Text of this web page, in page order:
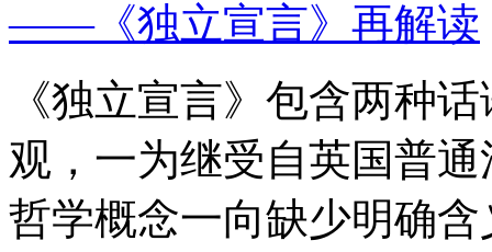
——《独立宣言》再解读
《独立宣言》包含两种
观，一为继受自英国普
哲学概念一向缺少明确